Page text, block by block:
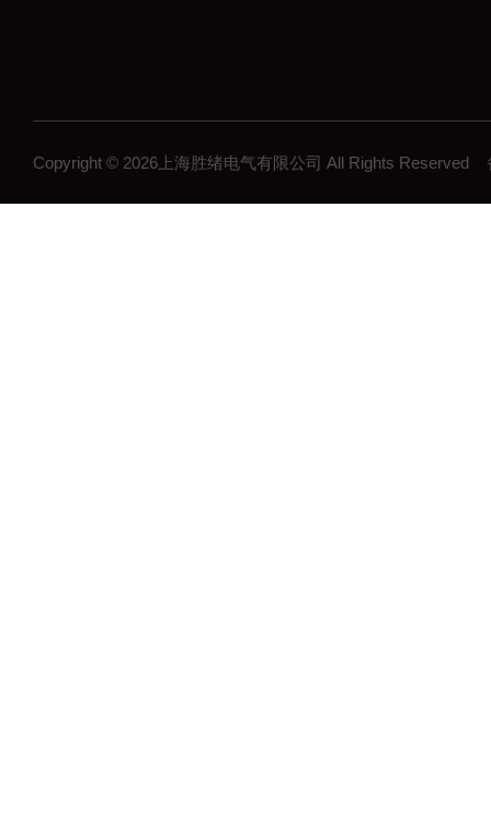
Copyright © 2026上海胜绪电气有限公司 All Rights Reserved